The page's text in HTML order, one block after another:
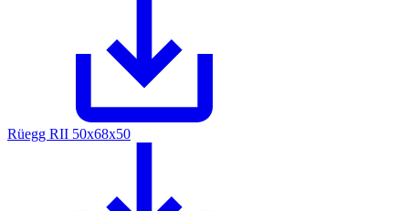
Rüegg RII 50x68x50